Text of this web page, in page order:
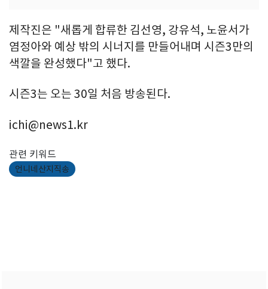
제작진은 "새롭게 합류한 김선영, 강유석, 노윤서가
염정아와 예상 밖의 시너지를 만들어내며 시즌3만의
색깔을 완성했다"고 했다.
시즌3는 오는 30일 처음 방송된다.
ichi@news1.kr
관련 키워드
언니네산지직송